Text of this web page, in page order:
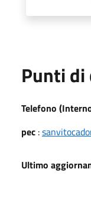
Punti
Telefono
pec :
Ultimo